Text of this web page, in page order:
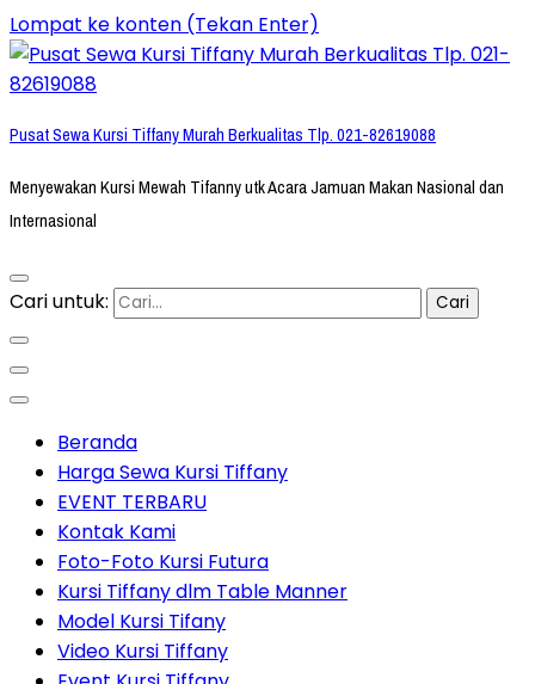
Lompat ke konten (Tekan Enter)
Pusat Sewa Kursi Tiffany Murah Berkualitas Tlp. 021-82619088
Menyewakan Kursi Mewah Tifanny utk Acara Jamuan Makan Nasional dan
Internasional
Cari untuk:
Beranda
Harga Sewa Kursi Tiffany
EVENT TERBARU
Kontak Kami
Foto-Foto Kursi Futura
Kursi Tiffany dlm Table Manner
Model Kursi Tifany
Video Kursi Tiffany